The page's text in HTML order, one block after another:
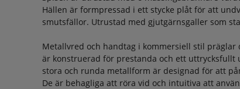
Hällen är formpressad i ett stycke plåt för att
smutsfällor. Utrustad med gjutgärnsgaller som
Metallvred och handtag i kommersiell stil präglar
är konstruerad för prestanda och ett uttrycksfullt
stora och runda metallform är designad för att
De är behagliga att röra vid och intuitiva att